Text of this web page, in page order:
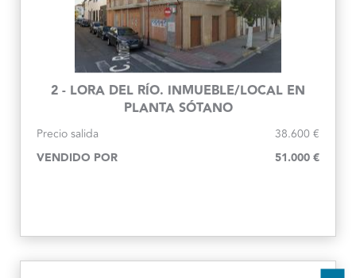
2 - LORA DEL RÍO. INMUEBLE/LOCAL EN
PLANTA SÓTANO
Precio salida 38.600 €
VENDIDO POR 51.000 €